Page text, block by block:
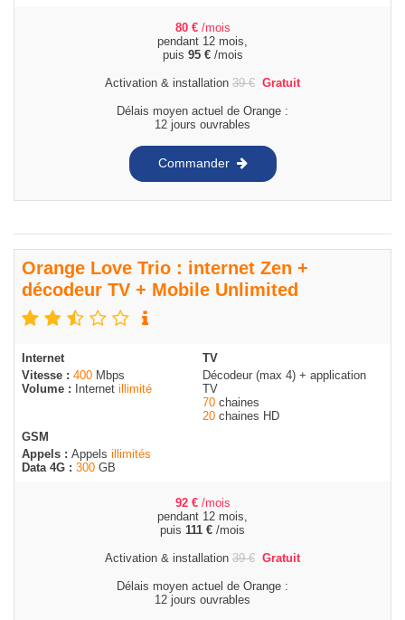
80 € /mois
pendant 12 mois,
puis 95 €/mois
Activation & installation 39€ Gratuit
Délais moyen actuel de Orange :
12 jours ouvrables
Commander
Orange Love Trio : internet Zen +
décodeur TV + Mobile Unlimited
Internet
Vitesse : 400 Mbps
Volume : Internet illimité
TV
Décodeur (max 4) + application
TV
70 chaines
20 chaines HD
GSM
Appels : Appels illimités
Data 4G : 300 GB
92 € /mois
pendant 12 mois,
puis 111 € /mois
Activation & installation 39€ Gratuit
Délais moyen actuel de Orange :
12 jours ouvrables